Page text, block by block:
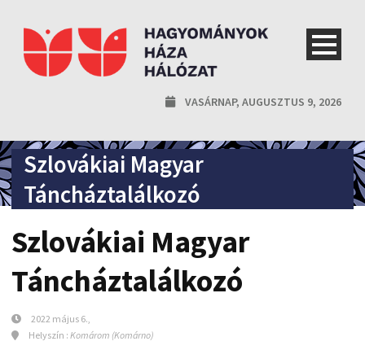
VASÁRNAP, AUGUSZTUS 9, 2026
Szlovákiai Magyar
Táncháztalálkozó
Szlovákiai Magyar
Táncháztalálkozó
2022 május 6.,
Helyszín : Komárom (Komárno)